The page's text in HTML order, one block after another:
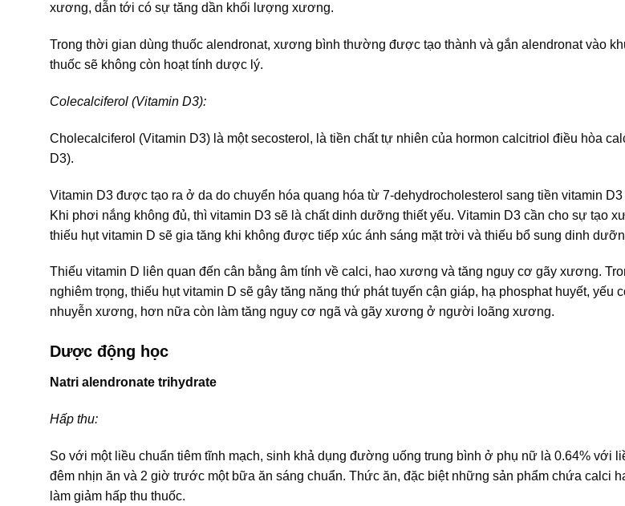
xương, dẫn tới có sự tăng dần khối lượng xương.
Trong thời gian dùng thuốc alendronat, xương bình thường được tạo thành và gắn alendronat vào
thuốc sẽ không còn hoạt tính dược lý.
Colecalciferol (Vitamin D3):
Cholecalciferol (Vitamin D3) là một secosterol, là tiền chất tự nhiên của hormon calcitriol điều hòa
D3).
Vitamin D3 được tạo ra ở da do chuyển hóa quang hóa từ 7-dehydrocholesterol sang tiền vitamin
Khi phơi nắng không đủ, thì vitamin D3 sẽ là chất dinh dưỡng thiết yếu. Vitamin D3 cần cho sự tạo
thiếu hụt vitamin D sẽ gia tăng khi không được tiếp xúc ánh sáng mặt trời và thiếu bổ sung dinh
Thiếu vitamin D liên quan đến cân bằng âm tính về calci, hao xương và tăng nguy cơ gãy xương.
nghiêm trọng, thiếu hụt vitamin D sẽ gây tăng năng thứ phát tuyến cận giáp, hạ phosphat huyết, yếu
nhuyễn xương, hơn nữa còn làm tăng nguy cơ ngã và gãy xương ở người loãng xương.
Dược động học
Natri alendronate trihydrate
Hấp thu:
So với một liều chuẩn tiêm tĩnh mạch, sinh khả dụng đường uống trung bình ở phụ nữ là 0.64% với
đêm nhịn ăn và 2 giờ trước một bữa ăn sáng chuẩn. Thức ăn, đặc biệt những sản phẩm chứa calci
làm giảm hấp thu thuốc.